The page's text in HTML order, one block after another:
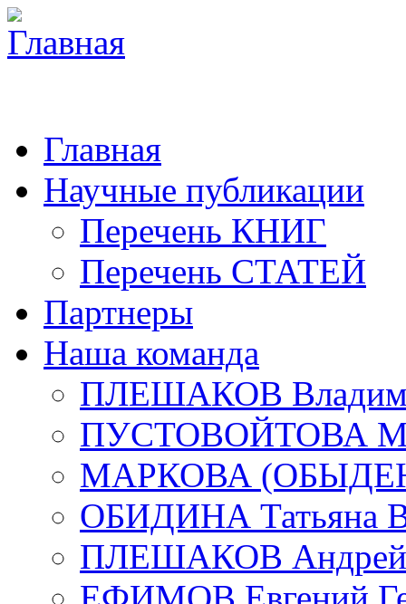
Главная
Научные публикации
Перечень КНИГ
Перечень СТАТЕЙ
Партнеры
Наша команда
ПЛЕШАКОВ
ПУСТОВОЙТОВА
МАРКОВА
ОБИДИНА Татьяна
ПЛЕШАКОВ Андрей